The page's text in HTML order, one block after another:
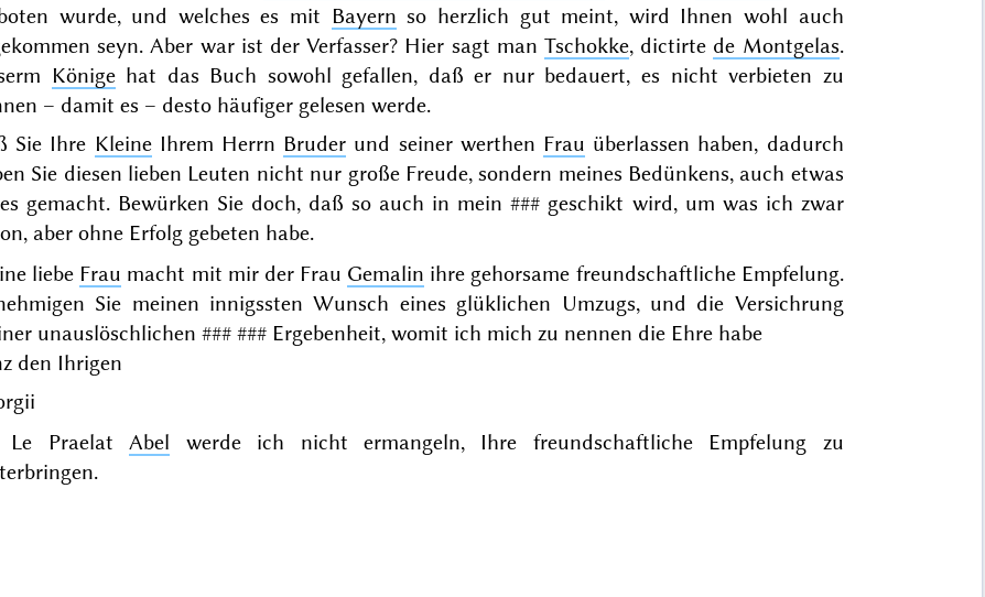
wurde, und welches es mit Bayern so herzlich gut meint, wird Ihnen wohl auch
seyn. Aber war ist der Verfasser? Hier sagt manTschokke, dictirte de Montgelas.
Königehat das Buch sowohl gefallen, daß er nur bedauert, es nicht verbieten zu
– damit es – desto häufiger gelesen werde.
Sie Ihre KleineIhrem Herrn Bruder und seiner werthen Frau überlassen haben, dadurch
Sie diesen lieben Leuten nicht nur große Freude, sondern meines Bedünkens, auch etwas
gemacht. Bewürken Sie doch, daß so auch in mein### geschikt wird, um was ich zwar
aber ohne Erfolg gebeten habe.
liebe Frau macht mit mir der Frau Gemalin ihre gehorsame freundschaftliche Empfelung.
Sie meinen innigssten Wunsch eines glüklichen Umzugs, und die Versichrung
unauslöschlichen ### ###Ergebenheit, womit ich mich zu nennen die Ehre habe
den Ihrigen
Le PraelatAbel werde ich nicht ermangeln, Ihre freundschaftliche Empfelung zu